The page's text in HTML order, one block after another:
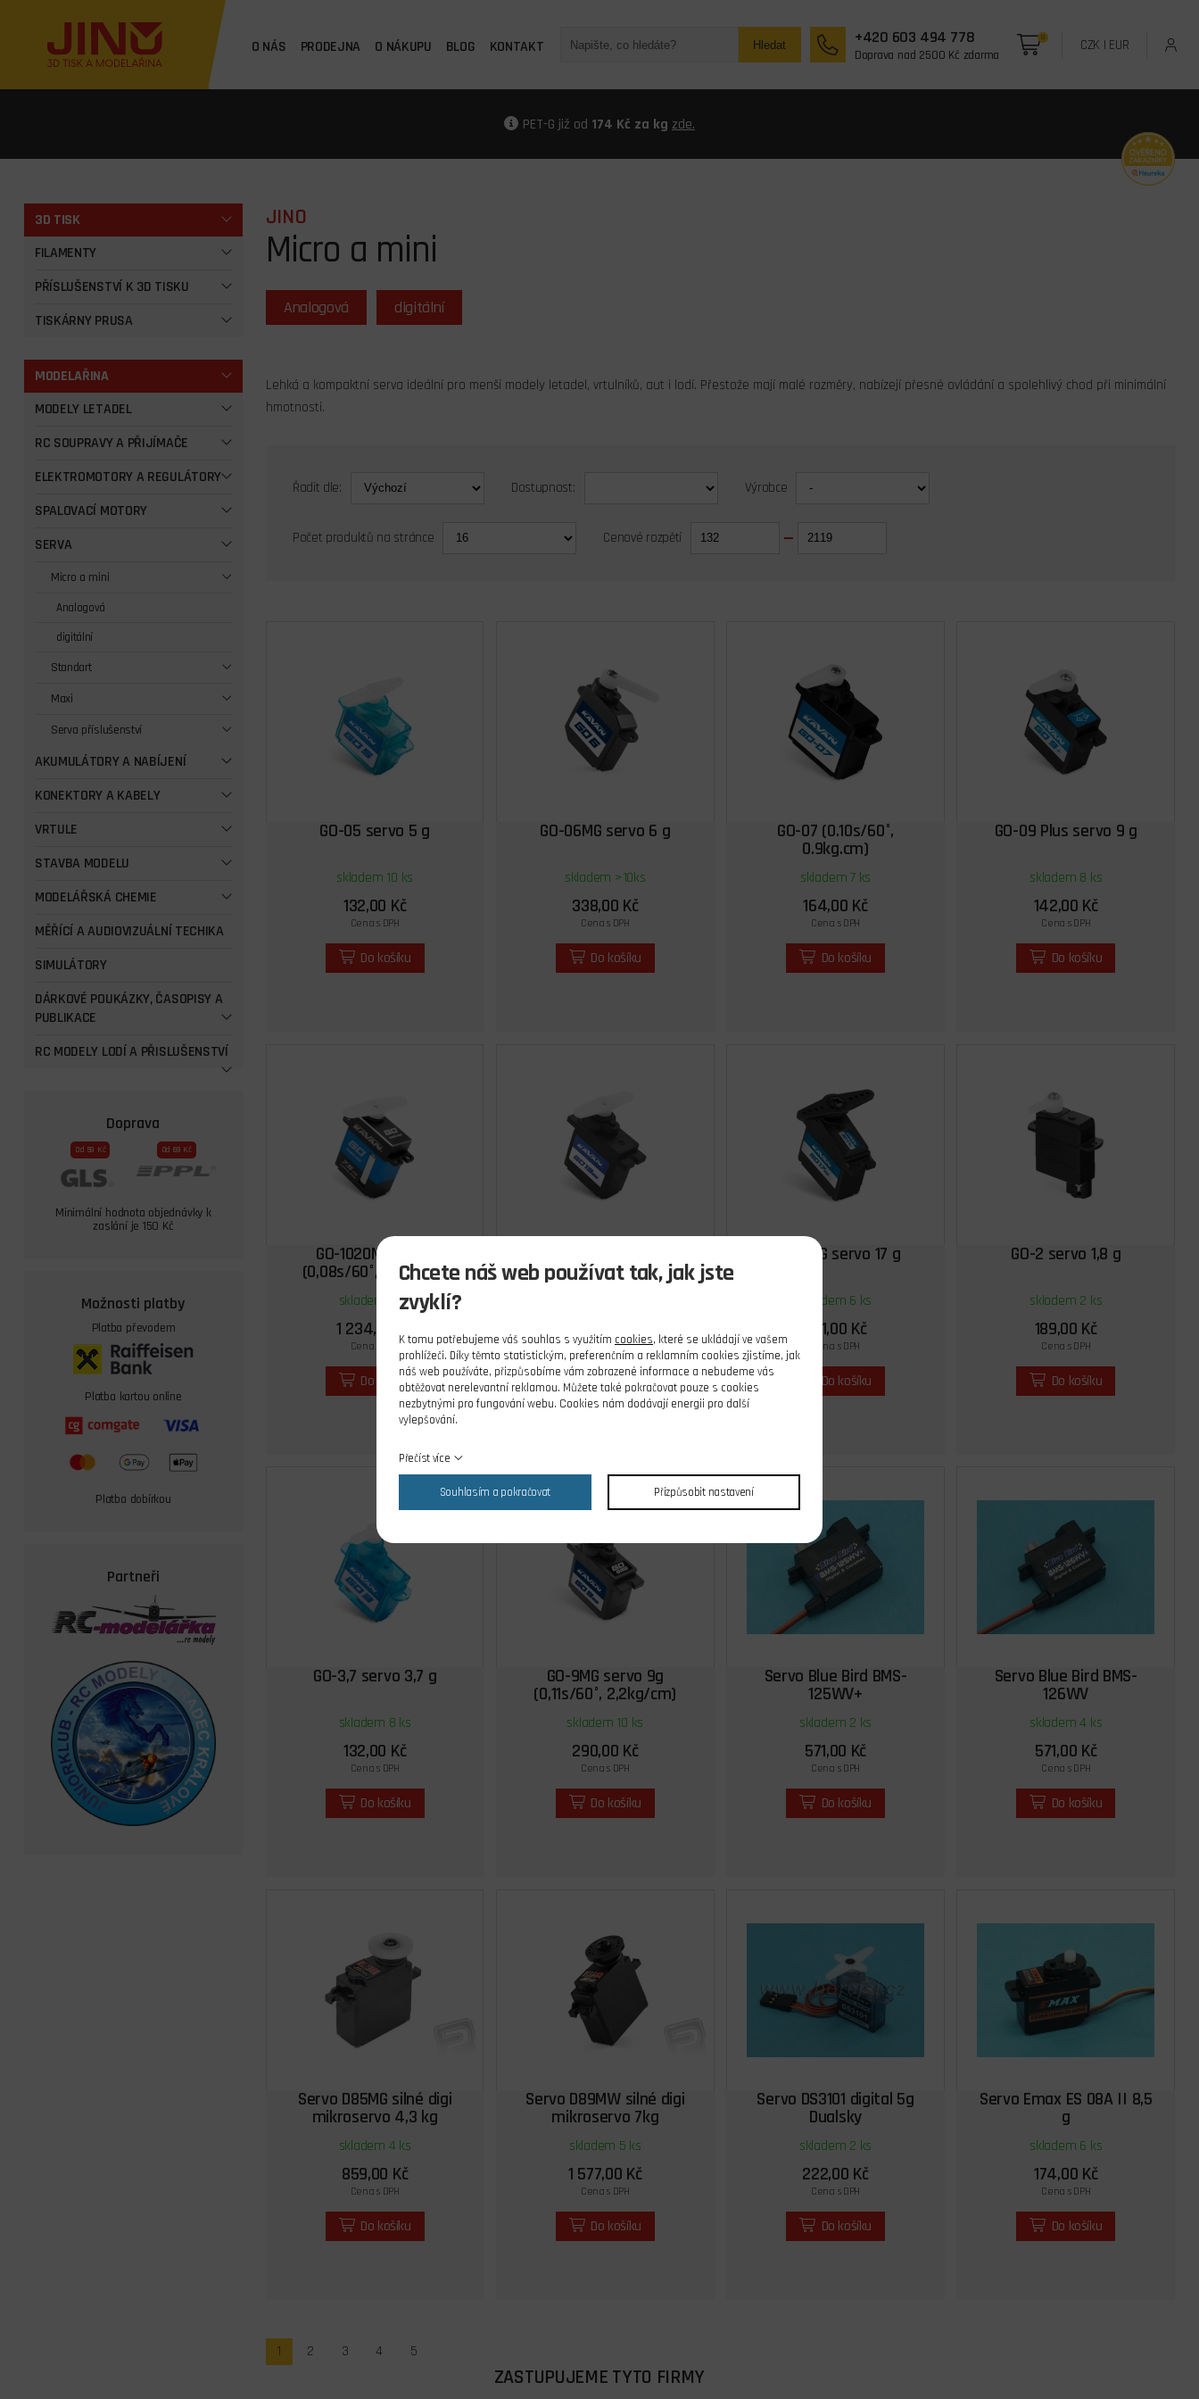
O NÁS PRODEJNA O NÁKUPU BLOG KONTAKT Hledat +420 603 494 778
Doprava nad 2500 Kč zdarma
0 CZK | EUR
PET-G již od 174 Kč za kg zde.
3D TISK
FILAMENTY
PŘÍSLUŠENSTVÍ K 3D TISKU
TISKÁRNY PRUSA
MODELAŘINA
MODELY LETADEL
RC SOUPRAVY A PŘIJÍMAČE
ELEKTROMOTORY A REGULÁTORY
SPALOVACÍ MOTORY
SERVA
Micro a mini
Analogová
digitální
Standart
Maxi
Serva příslušenství
AKUMULÁTORY A NABÍJENÍ
KONEKTORY A KABELY
VRTULE
STAVBA MODELU
MODELÁŘSKÁ CHEMIE
MĚŘÍCÍ A AUDIOVIZUÁLNÍ TECHIKA
SIMULÁTORY
DÁRKOVÉ POUKÁZKY, ČASOPISY A
PUBLIKACE
RC MODELY LODÍ A PŘISLUŠENSTVÍ
Doprava
Od 59 Kč Od 69 Kč
Minimální hodnota objednávky k
zaslání je 150 Kč
Možnosti platby
Platba převodem
Platba kartou online
Platba dobírkou
Partneři
JINO
Micro a mini
Analogová digitální
Lehká a kompaktní serva ideální pro menší modely letadel, vrtulníků, aut i lodí. Přestože mají malé rozměry, nabízejí přesné ovládání a spolehlivý chod při minimální
hmotnosti.
Řadit dle: Dostupnost: Výrobce
Počet produktů na stránce Cenové rozpětí
GO-05 servo 5 g
skladem 10 ks
132,00 Kč
Cena s DPH
Do košíku
GO-06MG servo 6 g
skladem >10ks
338,00 Kč
Cena s DPH
Do košíku
GO-07 (0.10s/60°,
0.9kg.cm)
skladem 7 ks
164,00 Kč
Cena s DPH
Do košíku
GO-09 Plus servo 9 g
skladem 8 ks
142,00 Kč
Cena s DPH
Do košíku
GO-1020MG servo
(0,08s/60°, 7,5kg.cm)
skladem 2 ks
1 234,00 Kč
Cena s DPH
Do košíku
281,00 Kč
Cena s DPH
Do košíku
GO-17MG servo 17 g
skladem 6 ks
281,00 Kč
Cena s DPH
Do košíku
GO-2 servo 1,8 g
skladem 2 ks
189,00 Kč
Cena s DPH
Do košíku
GO-3,7 servo 3,7 g
skladem 8 ks
132,00 Kč
Cena s DPH
Do košíku
GO-9MG servo 9g
(0,11s/60°, 2,2kg/cm)
skladem 10 ks
290,00 Kč
Cena s DPH
Do košíku
Servo Blue Bird BMS-
125WV+
skladem 2 ks
571,00 Kč
Cena s DPH
Do košíku
Servo Blue Bird BMS-
126WV
skladem 4 ks
571,00 Kč
Cena s DPH
Do košíku
Servo D85MG silné digi
mikroservo 4,3 kg
skladem 4 ks
859,00 Kč
Cena s DPH
Do košíku
Servo D89MW silné digi
mikroservo 7kg
skladem 5 ks
1 577,00 Kč
Cena s DPH
Do košíku
Servo DS3101 digital 5g
Dualsky
skladem 2 ks
222,00 Kč
Cena s DPH
Do košíku
Servo Emax ES 08A II 8,5
g
skladem 6 ks
174,00 Kč
Cena s DPH
Do košíku
1 2 3 4 5
ZASTUPUJEME TYTO FIRMY
Chcete náš web používat tak, jak jste
zvyklí?
K tomu potřebujeme váš souhlas s využitím cookies, které se ukládají ve vašem
prohlížeči. Díky těmto statistickým, preferenčním a reklamním cookies zjistíme, jak
náš web používáte, přizpůsobíme vám zobrazené informace a nebudeme vás
obtěžovat nerelevantní reklamou. Můžete také pokračovat pouze s cookies
nezbytnými pro fungování webu. Cookies nám dodávají energii pro další
vylepšování.
Přečíst více
Souhlasím a pokračovat Přizpůsobit nastavení